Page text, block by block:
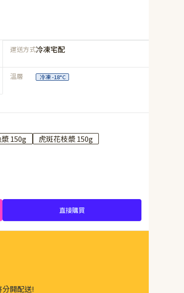
運送方式冷凍宅配
溫層 冷凍 -18°C
150g
虎斑花枝漿 150g
直接購買
開配送!